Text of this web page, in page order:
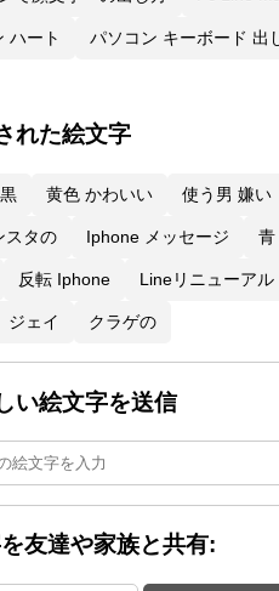
ハート パソコン キーボード 出
れた絵文字
黄色 かわいい 使う男 嫌い
スタの Iphone メッセージ 青
反転 Iphone Lineリニューアル
ジェイ クラゲの
い絵文字を送信
友達や家族と共有: